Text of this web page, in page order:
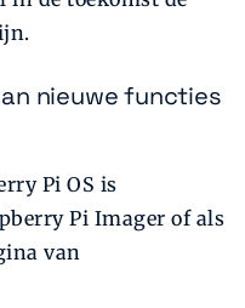
nieuwe functies
Pi OS is
Pi Imager of als
van